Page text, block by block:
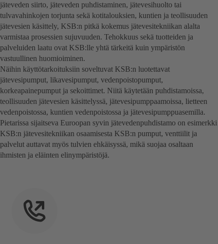
jäteveden siirto, jäteveden puhdistaminen, jätevesihuolto tai
tulvavahinkojen torjunta sekä kotitalouksien, kuntien ja teollisuuden
jätevesien käsittely, KSB:n pitkä kokemus jätevesitekniikan alalta
varmistaa prosessien sujuvuuden. Tehokkuus sekä tuotteiden ja
palveluiden laatu ovat KSB:lle yhtä tärkeitä kuin ympäristön
vastuullinen huomioiminen.
Näihin käyttötarkoituksiin soveltuvat KSB:n luotettavat
jätevesipumput, likavesipumput, vedenpoistopumput,
korkeapainepumput ja sekoittimet. Niitä käytetään puhdistamoissa,
teollisuuden jätevesien käsittelyssä, jätevesipumppaamoissa, lietteen
vedenpoistossa, kuntien vedenpoistossa ja jätevesipumppuasemilla.
Pietarissa sijaitseva Euroopan syvin jätevedenpuhdistamo on esimerkki
KSB:n jätevesitekniikan osaamisesta KSB:n pumput, venttiilit ja
palvelut auttavat myös tulvien ehkäisyssä, mikä suojaa osaltaan
ihmisten ja eläinten elinympäristöjä.